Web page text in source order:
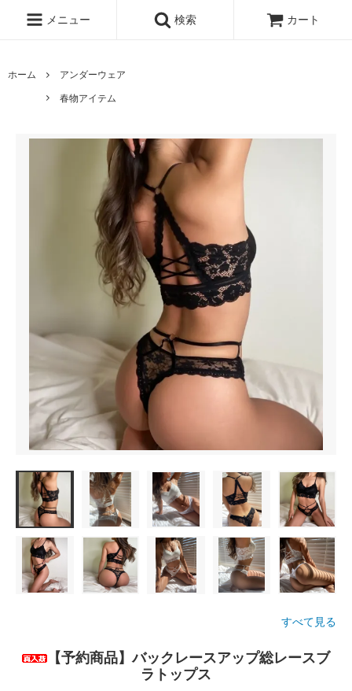
メニュー 検索 カート
ホーム
アンダーウェア
春物アイテム
すべて見る
【予約商品】バックレースアップ総レースブ
ラトップス